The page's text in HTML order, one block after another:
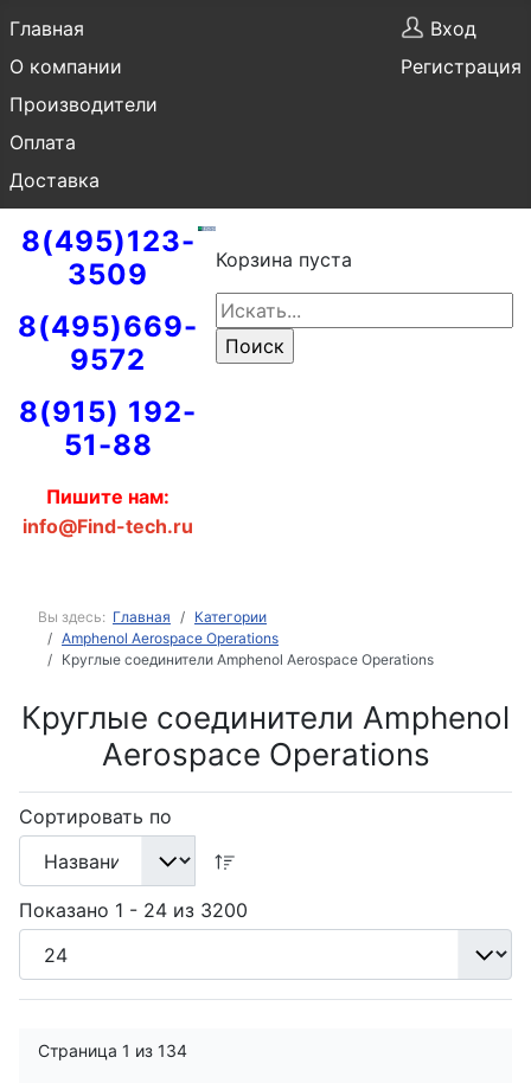
Главная
О компании
Производители
Оплата
Доставка
Вход
Регистрация
8(495)123-
3509
8(495)669-
9572
8(915) 192-
51-88
Пишите нам:
info@Find-tech.ru
Корзина пуста
Вы здесь: Главная
Категории
Amphenol Aerospace Operations
Круглые соединители Amphenol Aerospace Operations
Круглые соединители Amphenol
Aerospace Operations
Сортировать по
Показано 1 - 24 из 3200
Страница 1 из 134